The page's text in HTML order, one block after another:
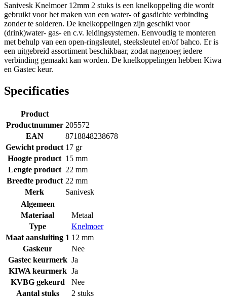
Sanivesk Knelmoer 12mm 2 stuks is een knelkoppeling die wordt
gebruikt voor het maken van een water- of gasdichte verbinding
zonder te solderen. De knelkoppelingen zijn geschikt voor
(drink)water- gas- en c.v. leidingsystemen. Eenvoudig te monteren
met behulp van een open-ringsleutel, steeksleutel en/of bahco. Er is
een uitgebreid assortiment beschikbaar, zodat nagenoeg iedere
verbinding gemaakt kan worden. De knelkoppelingen hebben Kiwa
en Gastec keur.
Specificaties
Product
Productnummer 205572
EAN
8718848238678
Gewicht product 17 gr
Hoogte product 15 mm
Lengte product 22 mm
Breedte product 22 mm
Merk
Sanivesk
Algemeen
Materiaal
Metaal
Type
Knelmoer
Maat aansluiting 1 12 mm
Gaskeur
Nee
Gastec keurmerk Ja
KIWA keurmerk Ja
KVBG gekeurd
Nee
Aantal stuks
2 stuks